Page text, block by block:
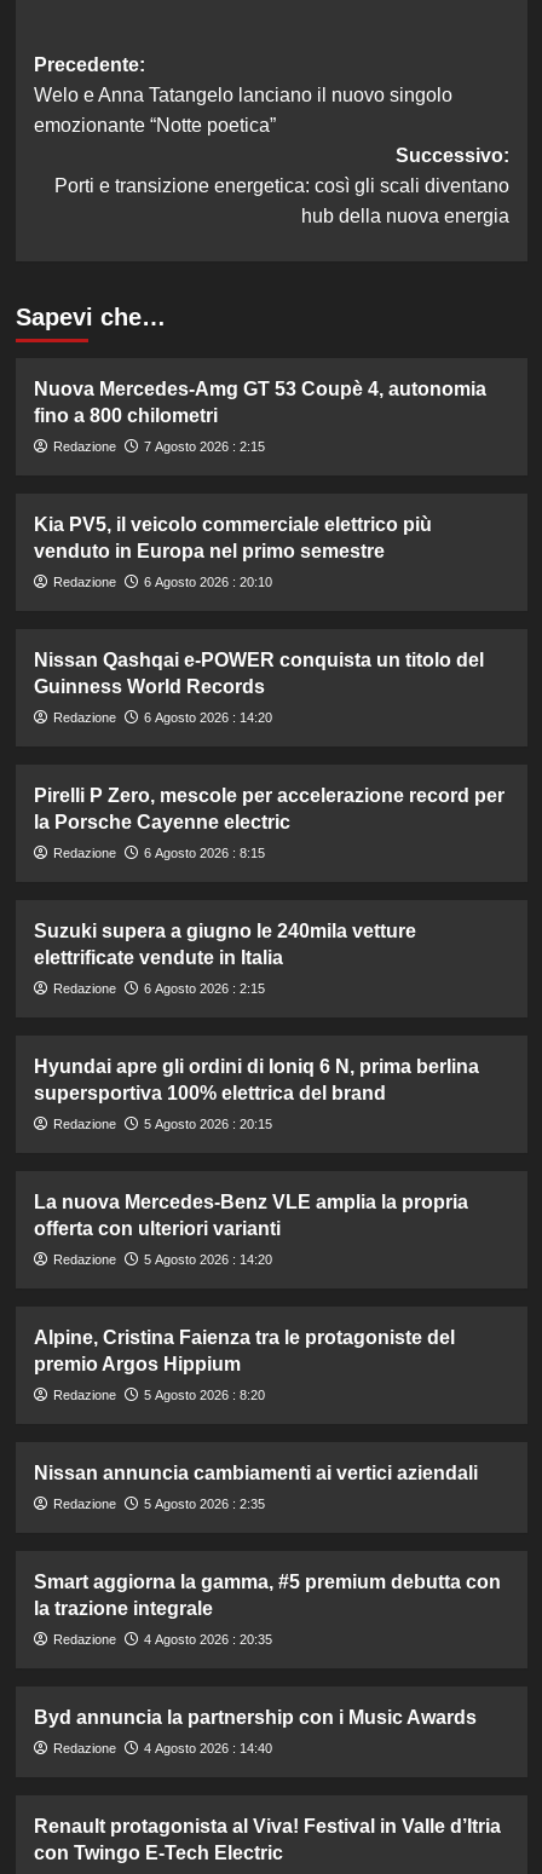
Navigazione
articolo
Precedente:
Welo e Anna Tatangelo lanciano il nuovo singolo
emozionante “Notte poetica”
Successivo:
Porti e transizione energetica: così gli scali diventano
hub della nuova energia
Sapevi che…
Nuova Mercedes-Amg GT 53 Coupè 4, autonomia
fino a 800 chilometri
Redazione 7 Agosto 2026 : 2:15
Kia PV5, il veicolo commerciale elettrico più
venduto in Europa nel primo semestre
Redazione 6 Agosto 2026 : 20:10
Nissan Qashqai e-POWER conquista un titolo del
Guinness World Records
Redazione 6 Agosto 2026 : 14:20
Pirelli P Zero, mescole per accelerazione record per
la Porsche Cayenne electric
Redazione 6 Agosto 2026 : 8:15
Suzuki supera a giugno le 240mila vetture
elettrificate vendute in Italia
Redazione 6 Agosto 2026 : 2:15
Hyundai apre gli ordini di Ioniq 6 N, prima berlina
supersportiva 100% elettrica del brand
Redazione 5 Agosto 2026 : 20:15
La nuova Mercedes-Benz VLE amplia la propria
offerta con ulteriori varianti
Redazione 5 Agosto 2026 : 14:20
Alpine, Cristina Faienza tra le protagoniste del
premio Argos Hippium
Redazione 5 Agosto 2026 : 8:20
Nissan annuncia cambiamenti ai vertici aziendali
Redazione 5 Agosto 2026 : 2:35
Smart aggiorna la gamma, #5 premium debutta con
la trazione integrale
Redazione 4 Agosto 2026 : 20:35
Byd annuncia la partnership con i Music Awards
Redazione 4 Agosto 2026 : 14:40
Renault protagonista al Viva! Festival in Valle d’Itria
con Twingo E-Tech Electric